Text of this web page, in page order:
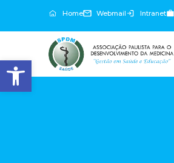
Abrir a barra de ferramentas
Home Webmail Intranet